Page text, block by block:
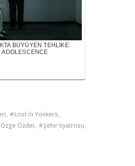
BÜYÜYEN TEHLİKE:
ADOLESCENCE
, Lost İn Yonkers,
Özge Özder, Şehir tiyatrosu,